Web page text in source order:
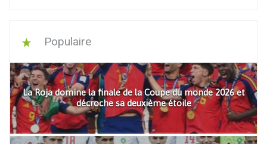
Populaire
La Roja domine la finale de la Coupe du monde 2026 et
décroche sa deuxième étoile